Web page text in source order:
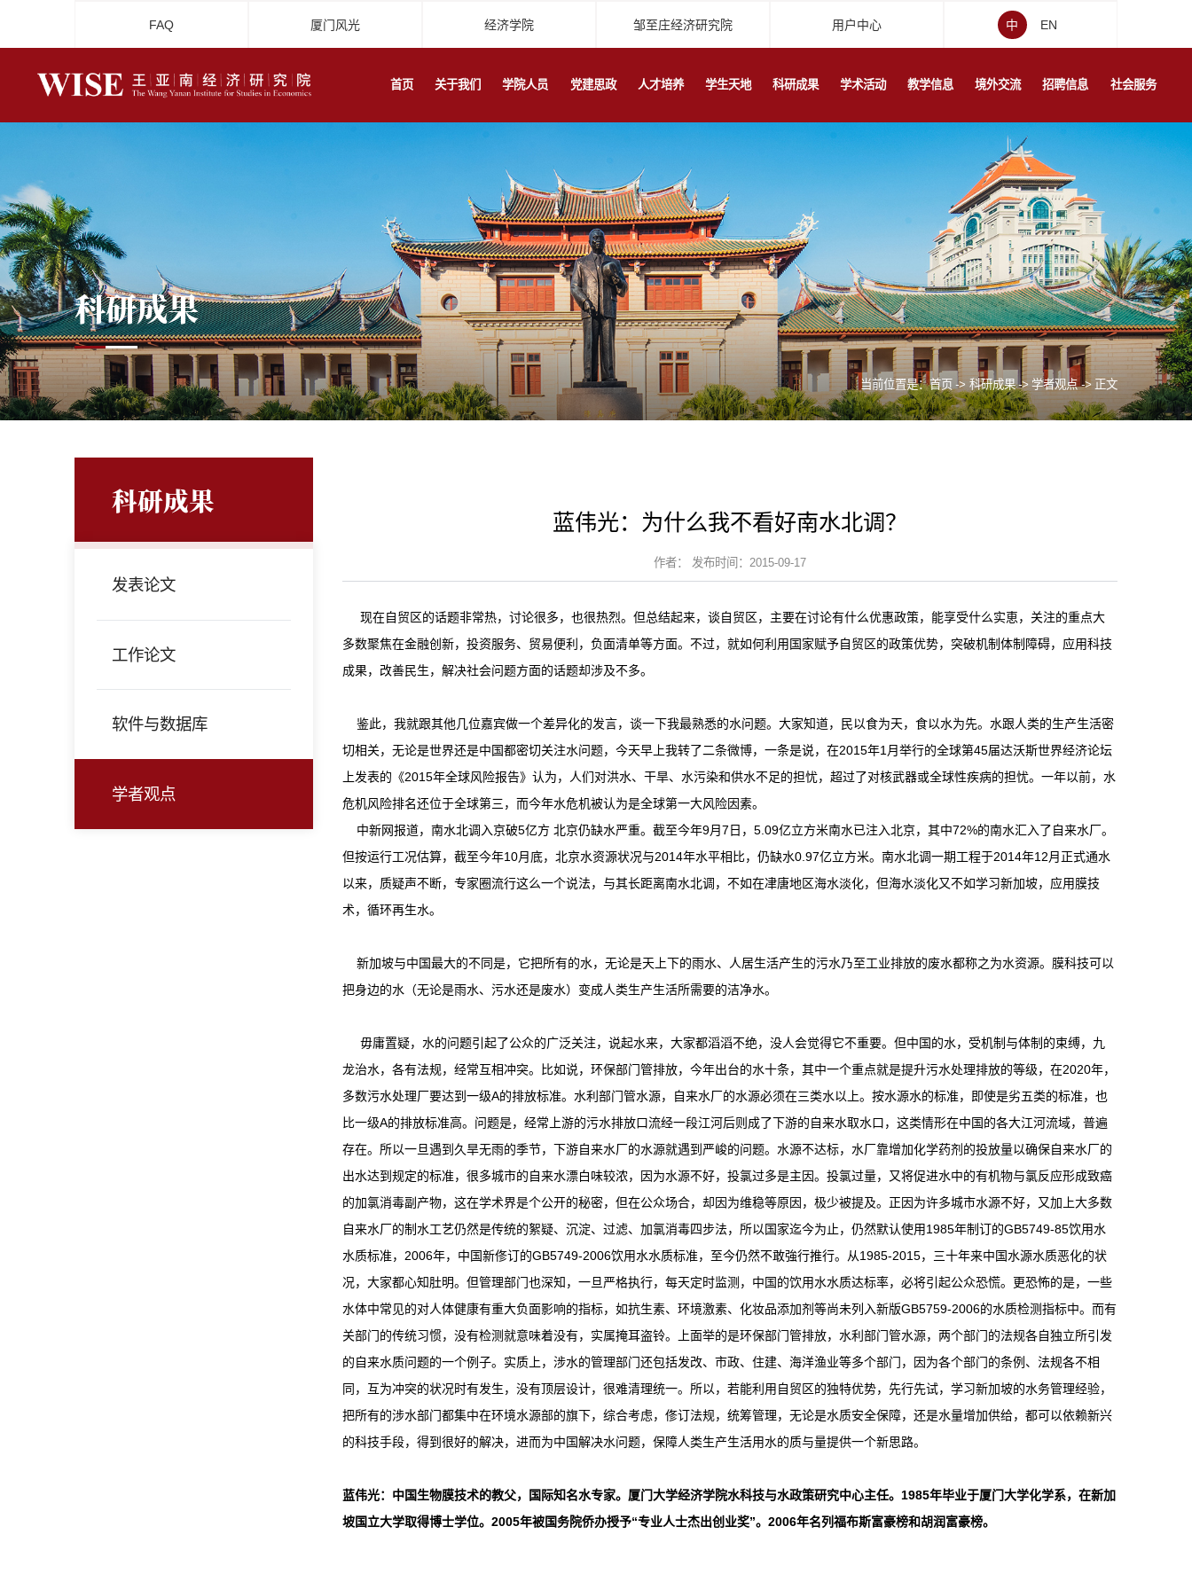
FAQ 厦门风光 经济学院 邹至庄经济研究院 用户中心 中 EN
首页 关于我们 学院人员 党建思政 人才培养 学生天地 科研成果 学术活动 教学信息 境外交流 招聘信息 社会服务
科研成果
当前位置是：首页 -> 科研成果 -> 学者观点 -> 正文
科研成果
发表论文
工作论文
软件与数据库
学者观点
蓝伟光：为什么我不看好南水北调？
作者： 发布时间：2015-09-17
现在自贸区的话题非常热，讨论很多，也很热烈。但总结起来，谈自贸区，主要在讨论有什么优惠政策，能享受什么实恵，关注的重点大
多数聚焦在金融创新，投资服务、贸易便利，负面清单等方面。不过，就如何利用国家赋予自贸区的政策优势，突破机制体制障碍，应用科技
成果，改善民生，解决社会问题方面的话题却涉及不多。
鉴此，我就跟其他几位嘉宾做一个差异化的发言，谈一下我最熟悉的水问题。大家知道，民以食为天，食以水为先。水跟人类的生产生活密
切相关，无论是世界还是中国都密切关注水问题，今天早上我转了二条微博，一条是说，在2015年1月举行的全球第45届达沃斯世界经济论坛
上发表的《2015年全球风险报告》认为，人们对洪水、干旱、水污染和供水不足的担忧，超过了对核武器或全球性疾病的担忧。一年以前，水
危机风险排名还位于全球第三，而今年水危机被认为是全球第一大风险因素。
中新网报道，南水北调入京破5亿方 北京仍缺水严重。截至今年9月7日，5.09亿立方米南水已注入北京，其中72%的南水汇入了自来水厂。
但按运行工况估算，截至今年10月底，北京水资源状况与2014年水平相比，仍缺水0.97亿立方米。南水北调一期工程于2014年12月正式通水
以来，质疑声不断，专家圈流行这么一个说法，与其长距离南水北调，不如在冿唐地区海水淡化，但海水淡化又不如学习新加坡，应用膜技
术，循环再生水。
新加坡与中国最大的不同是，它把所有的水，无论是天上下的雨水、人居生活产生的污水乃至工业排放的废水都称之为水资源。膜科技可以
把身边的水（无论是雨水、污水还是废水）变成人类生产生活所需要的洁净水。
毋庸置疑，水的问题引起了公众的广泛关注，说起水来，大家都滔滔不绝，没人会觉得它不重要。但中国的水，受机制与体制的束缚，九
龙治水，各有法规，经常互相冲突。比如说，环保部门管排放，今年出台的水十条，其中一个重点就是提升污水处理排放的等级，在2020年，
多数污水处理厂要达到一级A的排放标准。水利部门管水源，自来水厂的水源必须在三类水以上。按水源水的标准，即使是劣五类的标准，也
比一级A的排放标准高。问题是，经常上游的污水排放口流经一段江河后则成了下游的自来水取水口，这类情形在中国的各大江河流域，普遍
存在。所以一旦遇到久旱无雨的季节，下游自来水厂的水源就遇到严峻的问题。水源不达标，水厂靠增加化学药剂的投放量以确保自来水厂的
出水达到规定的标准，很多城市的自来水漂白味较浓，因为水源不好，投氯过多是主因。投氯过量，又将促进水中的有机物与氯反应形成致癌
的加氯消毒副产物，这在学术界是个公开的秘密，但在公众场合，却因为维稳等原因，极少被提及。正因为许多城市水源不好，又加上大多数
自来水厂的制水工艺仍然是传统的絮疑、沉淀、过滤、加氯消毒四步法，所以国家迄今为止，仍然默认使用1985年制订的GB5749-85饮用水
水质标准，2006年，中国新俢订的GB5749-2006饮用水水质标准，至今仍然不敢強行推行。从1985-2015，三十年来中国水源水质恶化的状
况，大家都心知肚明。但管理部门也深知，一旦严格执行，每天定时监测，中国的饮用水水质达标率，必将引起公众恐慌。更恐怖的是，一些
水体中常见的对人体健康有重大负面影响的指标，如抗生素、环境激素、化妆品添加剂等尚未列入新版GB5759-2006的水质检测指标中。而有
关部门的传统习惯，没有检测就意味着没有，实属掩耳盗铃。上面举的是环保部门管排放，水利部门管水源，两个部门的法规各自独立所引发
的自来水质问题的一个例子。实质上，涉水的管理部门还包括发改、市政、住建、海洋渔业等多个部门，因为各个部门的条例、法规各不相
同，互为冲突的状况时有发生，没有顶层设计，很难清理统一。所以，若能利用自贸区的独特优势，先行先试，学习新加坡的水务管理经验，
把所有的涉水部门都集中在环境水源部的旗下，综合考虑，俢订法规，统筹管理，无论是水质安全保障，还是水量增加供给，都可以依赖新兴
的科技手段，得到很好的解决，进而为中国解决水问题，保障人类生产生活用水的质与量提供一个新思路。
蓝伟光：中国生物膜技术的教父，国际知名水专家。厦门大学经济学院水科技与水政策研究中心主任。1985年毕业于厦门大学化学系，在新加
坡国立大学取得博士学位。2005年被国务院侨办授予“专业人士杰出创业奖”。2006年名列福布斯富豪榜和胡润富豪榜。